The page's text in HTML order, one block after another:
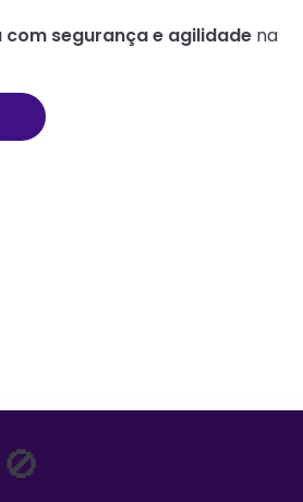
com segurança e agilidade na
🚫